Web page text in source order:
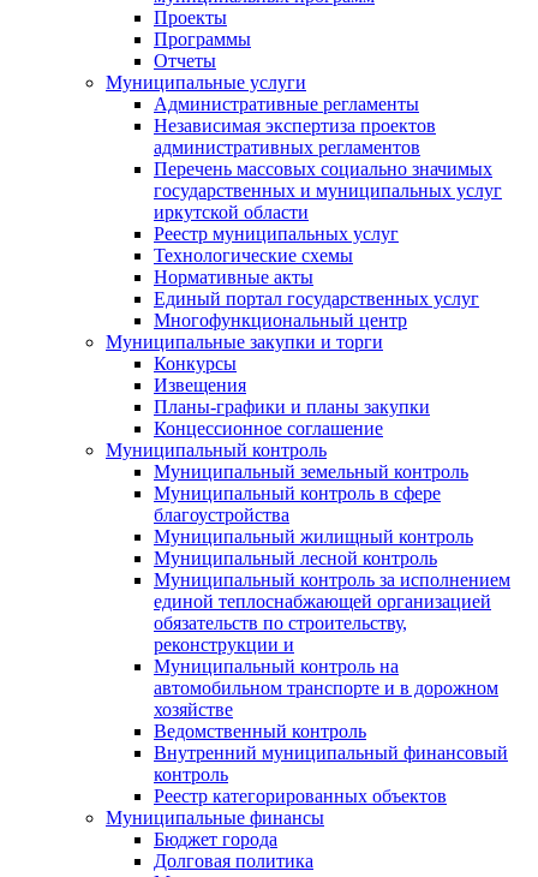
Проекты
Программы
Отчеты
Муниципальные услуги
Административные регламенты
Независимая экспертиза проектов
административных регламентов
Перечень массовых социально значимых
государственных и муниципальных услуг
иркутской области
Реестр муниципальных услуг
Технологические схемы
Нормативные акты
Единый портал государственных услуг
Многофункциональный центр
Муниципальные закупки и торги
Конкурсы
Извещения
Планы-графики и планы закупки
Концессионное соглашение
Муниципальный контроль
Муниципальный земельный контроль
Муниципальный контроль в сфере
благоустройства
Муниципальный жилищный контроль
Муниципальный лесной контроль
Муниципальный контроль за исполнением
единой теплоснабжающей организацией
обязательств по строительству,
реконструкции и
Муниципальный контроль на
автомобильном транспорте и в дорожном
хозяйстве
Ведомственный контроль
Внутренний муниципальный финансовый
контроль
Реестр категорированных объектов
Муниципальные финансы
Бюджет города
Долговая политика